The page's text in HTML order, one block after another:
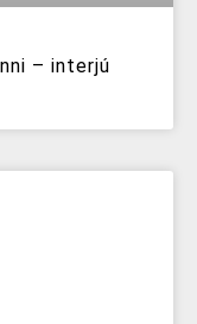
– interjú